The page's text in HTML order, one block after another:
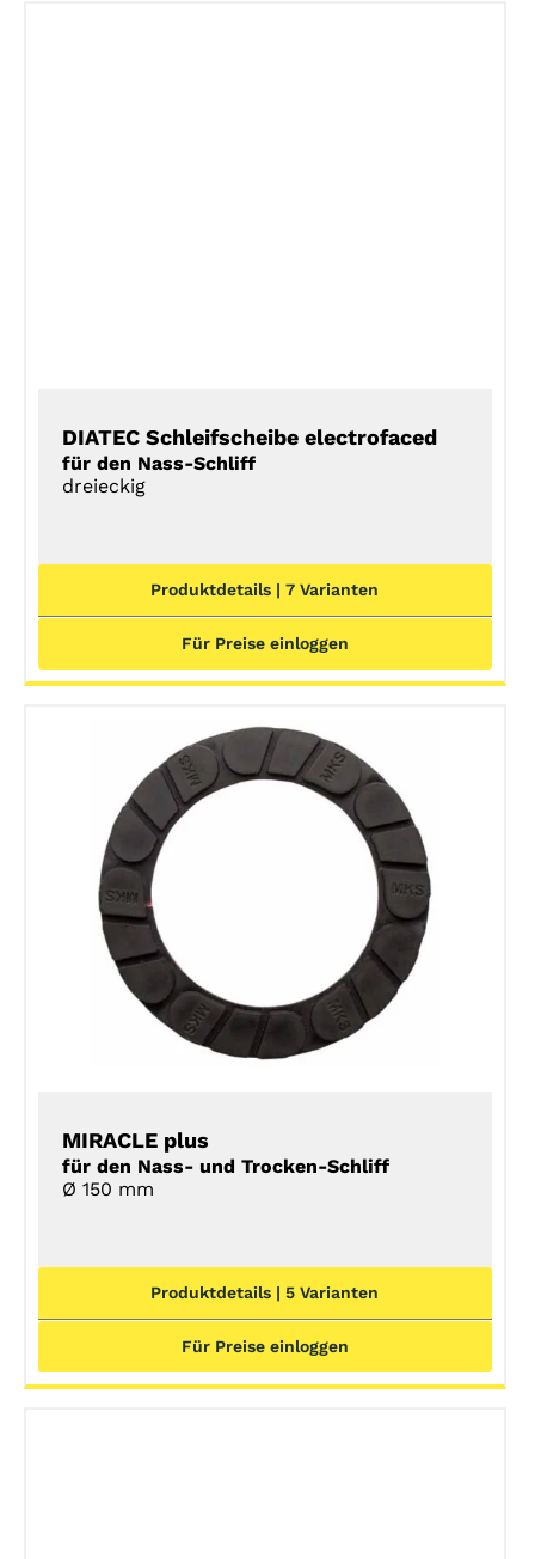
DIATEC Schleifscheibe electrofaced
für den Nass-Schliff
dreieckig
Produktdetails | 7 Varianten
Für Preise einloggen
MIRACLE plus
für den Nass- und Trocken-Schliff
Ø 150 mm
Produktdetails | 5 Varianten
Für Preise einloggen